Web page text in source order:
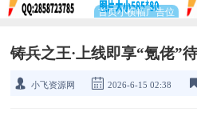
铸兵之王·上线即享“氪佬”
小飞资源网 2026-6-15 02:38